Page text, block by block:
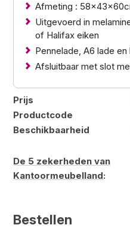
Afmeting :
Uitgevoerd in
of Halifax eiken
Pennelade, A6 lade
Afsluitbaar met slot
Prijs
Productcode
Beschikbaarheid
De 5 zekerheden van
Kantoormeubelland:
Bestellen